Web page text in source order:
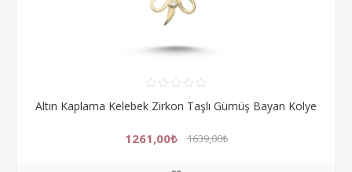
Altın Kaplama Kelebek Zirkon Taşlı Gümüş Bayan Kolye
1261,00₺ 1639,00₺